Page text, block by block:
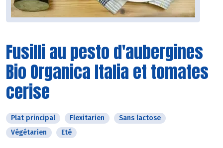
Fusilli au pesto d'aubergines
Bio Organica Italia et tomates
cerise
Plat principal Flexitarien
Sans lactose
Végétarien
Eté